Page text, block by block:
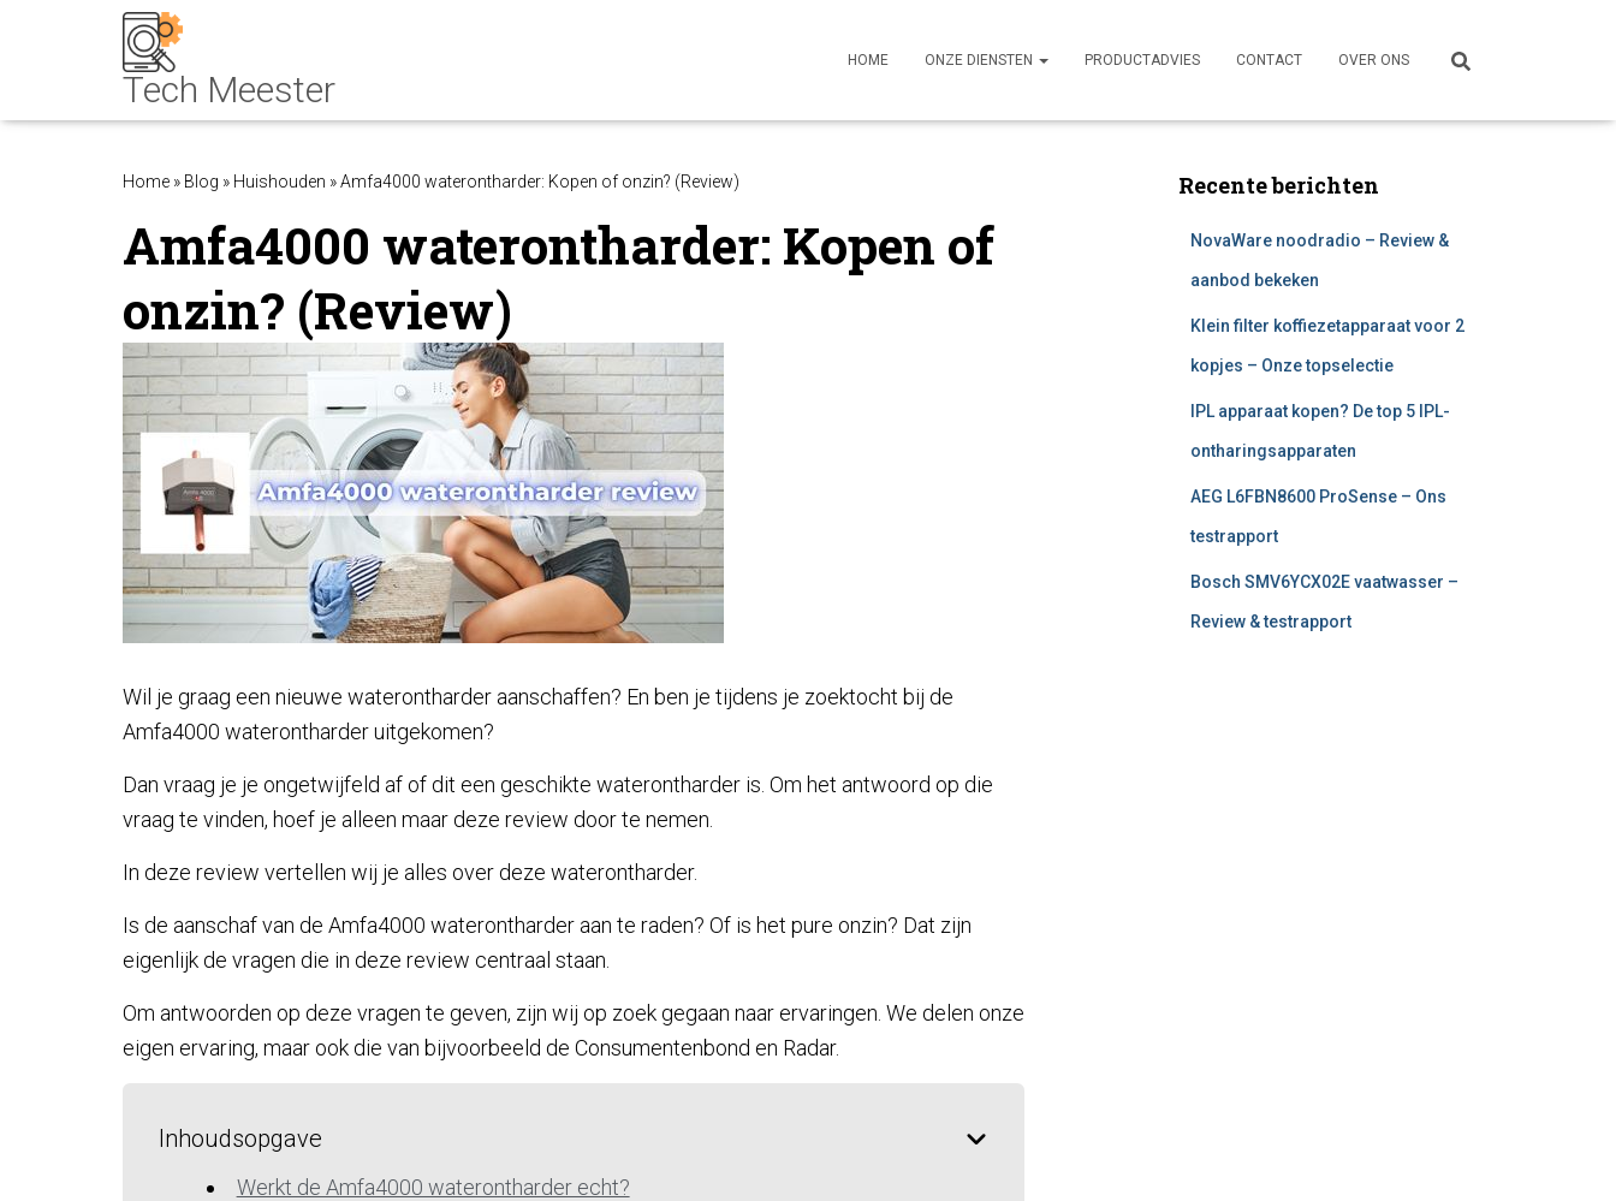
HOME ONZE DIENSTEN PRODUCTADVIES CONTACT OVER ONS
Home » Blog » Huishouden »Amfa4000 waterontharder: Kopen of onzin? (Review)
Amfa4000 waterontharder: Kopen of
onzin? (Review)
Wil je graag een nieuwe waterontharder aanschaffen? En ben je tijdens je zoektocht bij de
Amfa4000 waterontharder uitgekomen?
Dan vraag je je ongetwijfeld af of dit een geschikte waterontharder is. Om het antwoord op die
vraag te vinden, hoef je alleen maar deze review door te nemen.
In deze review vertellen wij je alles over deze waterontharder.
Is de aanschaf van de Amfa4000 waterontharder aan te raden? Of is het pure onzin? Dat zijn
eigenlijk de vragen die in deze review centraal staan.
Om antwoorden op deze vragen te geven, zijn wij op zoek gegaan naar ervaringen. We delen onze
eigen ervaring, maar ook die van bijvoorbeeld de Consumentenbond en Radar.
Inhoudsopgave
Werkt de Amfa4000 waterontharder echt?
Recente berichten
NovaWare noodradio – Review &
aanbod bekeken
Klein filter koffiezetapparaat voor 2
kopjes – Onze topselectie
IPL apparaat kopen? De top 5 IPL-
ontharingsapparaten
AEG L6FBN8600 ProSense – Ons
testrapport
Bosch SMV6YCX02E vaatwasser –
Review & testrapport